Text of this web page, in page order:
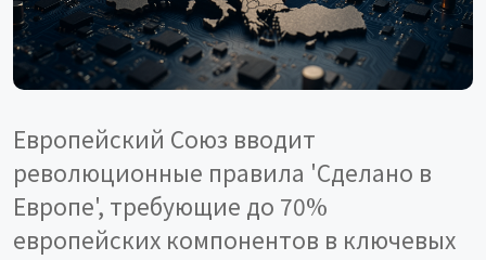
Европейский Союз вводит
революционные правила 'Сделано в
Европе', требующие до 70%
европейских компонентов в ключевых